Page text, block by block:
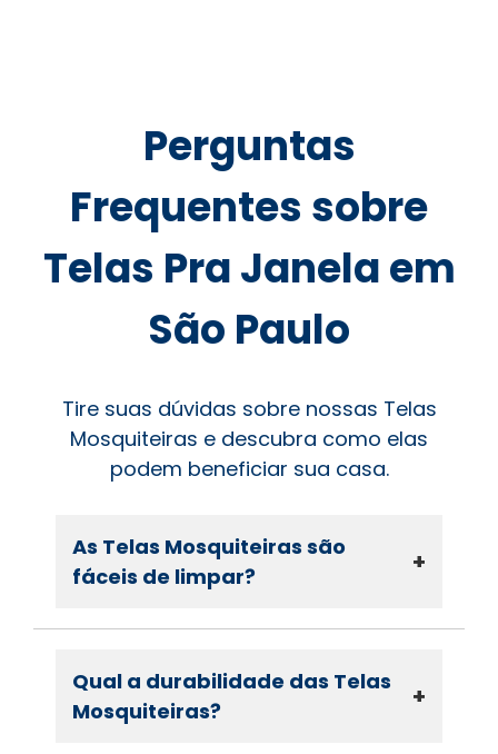
Perguntas
Frequentes sobre
Telas Pra Janela em
São Paulo
Tire suas dúvidas sobre nossas Telas
Mosquiteiras e descubra como elas
podem beneficiar sua casa.
As Telas Mosquiteiras são
fáceis de limpar?
+
Qual a durabilidade das Telas
Mosquiteiras?
+